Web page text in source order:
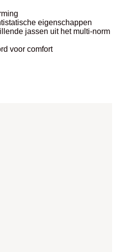
eigenschappen
jassen uit het multi-norm
voor comfort